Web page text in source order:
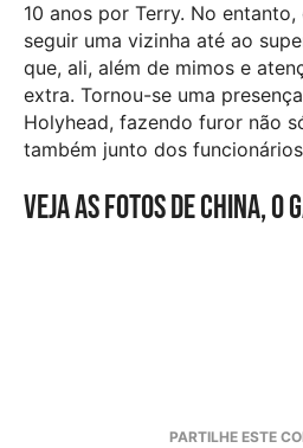
10 anos por Terry. No
seguir uma vizinha até ao
que, ali, além de mimos e
extra. Tornou-se uma
Holyhead, fazendo furor não
também junto dos
Veja as fotos de China, o